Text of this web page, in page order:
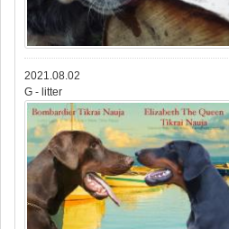
2021.08.02
G - litter